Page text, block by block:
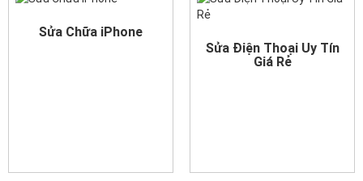
Sửa Chữa iPhone
Sửa Điện Thoại Uy Tín
Giá Rẻ